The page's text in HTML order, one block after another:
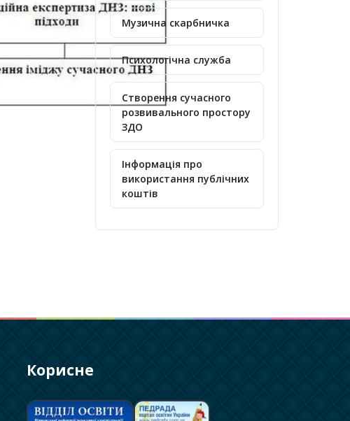
Музична скарбничка
Психологічна служба
Створення сучасного
розвивального простору
ЗДО
Інформація про
використання публічних
коштів
Корисне